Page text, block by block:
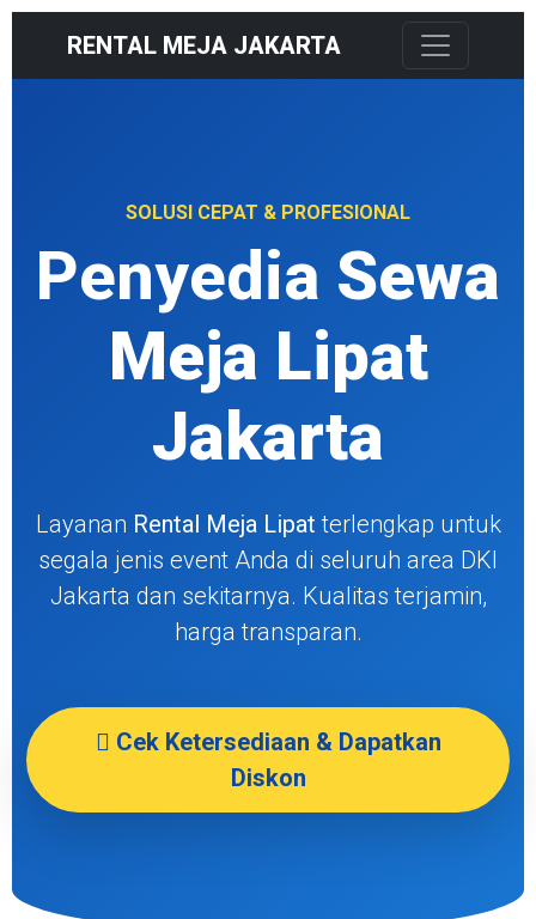
RENTAL MEJA JAKARTA
SOLUSI CEPAT & PROFESIONAL
Penyedia Sewa
Meja Lipat
Jakarta
Layanan Rental Meja Lipat terlengkap untuk
segala jenis event Anda di seluruh area DKI
Jakarta dan sekitarnya. Kualitas terjamin,
harga transparan.
Cek Ketersediaan & Dapatkan
Diskon